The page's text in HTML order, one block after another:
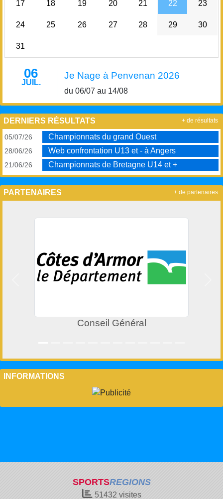
17 18 19 20 21 22 23
24 25 26 27 28 29 30
31
06
JUIL.
Je Nage à Penvenan 2026
du 06/07 au 14/08
DERNIERS RÉSULTATS
05/07/26 Championnats du grand Ouest
28/06/26 Web confrontation U13 et - à Angers
21/06/26 Championnats de Bretagne U14 et +
+ de résultats
PARTENAIRES
Conseil Général
Précedent
+ de partenaires
INFORMATIONS
SPORTSREGIONS
51432 visites